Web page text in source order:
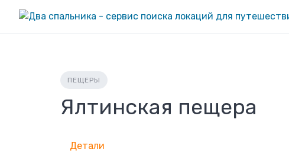
ПЕЩЕРЫ
Ялтинская пещера
Детали